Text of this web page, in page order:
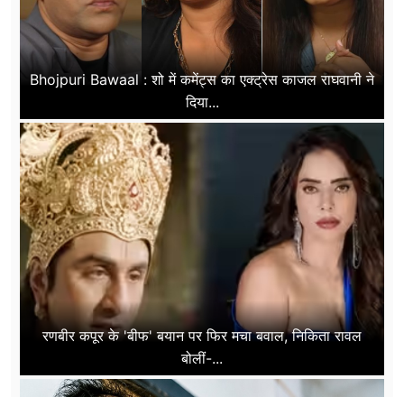
Bhojpuri Bawaal : शो में कमेंट्स का एक्ट्रेस काजल राघवानी ने
दिया...
रणबीर कपूर के 'बीफ' बयान पर फिर मचा बवाल, निकिता रावल
बोलीं-...